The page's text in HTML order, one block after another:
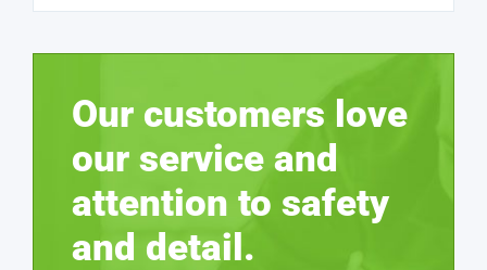
Our customers love
our service and
attention to safety
and detail.